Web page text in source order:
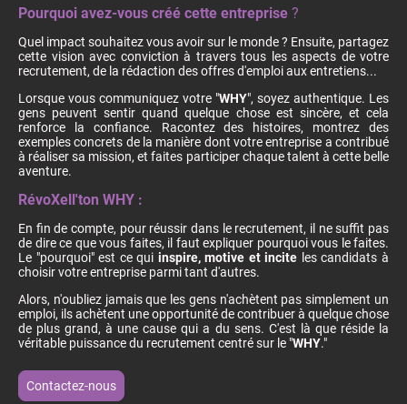
Pourquoi avez-vous créé cette entreprise ?
Quel impact souhaitez vous avoir sur le monde ? Ensuite, partagez
cette vision avec conviction à travers tous les aspects de votre
recrutement, de la rédaction des offres d'emploi aux entretiens...
Lorsque vous communiquez votre "WHY", soyez authentique. Les
gens peuvent sentir quand quelque chose est sincère, et cela
renforce la confiance. Racontez des histoires, montrez des
exemples concrets de la manière dont votre entreprise a contribué
à réaliser sa mission, et faites participer chaque talent à cette belle
aventure.
RévoXell'ton WHY :
En fin de compte, pour réussir dans le recrutement, il ne suffit pas
de dire ce que vous faites, il faut expliquer pourquoi vous le faites.
Le "pourquoi" est ce qui inspire, motive et incite les candidats à
choisir votre entreprise parmi tant d'autres.
Alors, n'oubliez jamais que les gens n'achètent pas simplement un
emploi, ils achètent une opportunité de contribuer à quelque chose
de plus grand, à une cause qui a du sens. C'est là que réside la
véritable puissance du recrutement centré sur le "WHY."
Contactez-nous